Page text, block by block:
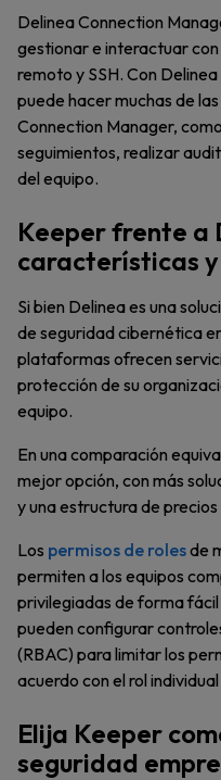
Delinea Connection
gestionar e interactuar
remoto y SSH. Con
puede hacer muchas de
Connection Manager,
seguimientos, realizar
del equipo.
Keeper frente a
características
Si bien Delinea es una
de seguridad cibernética
plataformas ofrecen
protección de su
equipo.
En una comparación
mejor opción, con más
y una estructura de precios
Los permisos de rolesde
permiten a los equipos
privilegiadas de forma
pueden configurar
(RBAC) para limitar los
acuerdo con el rol
Elija Keeper
seguridad